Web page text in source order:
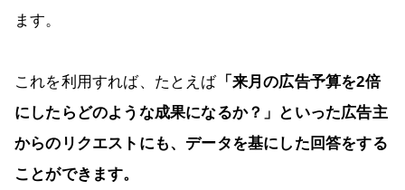
ます。
これを利用すれば、たとえば「来月の広告予算を2倍
にしたらどのような成果になるか？」といった広告主
からのリクエストにも、データを基にした回答をする
ことができます。